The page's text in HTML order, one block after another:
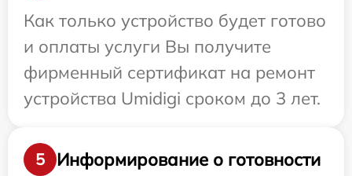
Как только устройство будет готово
и оплаты услуги Вы получите
фирменный сертификат на ремонт
устройства Umidigi сроком до 3 лет.
5
Информирование о готовности